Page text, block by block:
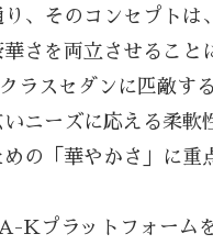
、そのコンセプトは
さを両立させること
スセダンに匹敵す
ニーズに応える柔軟
の「華やかさ」に重
Kプラットフォーム